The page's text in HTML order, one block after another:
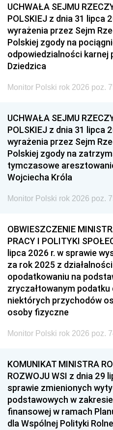
UCHWAŁA SEJMU
POLSKIEJ z dnia 31 lipca
wyrażenia przez Sejm
Polskiej zgody na
odpowiedzialności karnej
Dziedzica
Monitor Polski rok 2026 poz.
UCHWAŁA SEJMU
POLSKIEJ z dnia 31 lipca
wyrażenia przez Sejm
Polskiej zgody na
tymczasowe
Wojciecha Króla
Monitor Polski rok 2026 poz.
OBWIESZCZENIE
PRACY I POLITYKI
lipca 2026 r. w sprawie
za rok 2025 z
opodatkowaniu na
zryczałtowanym
niektórych przychodów
osoby fizyczne
Monitor Polski rok 2026 poz.
KOMUNIKAT MINISTRA
ROZWOJU WSI z dnia 29
sprawie zmienionych
podstawowych w
finansowej w ramach
dla Wspólnej Polityki